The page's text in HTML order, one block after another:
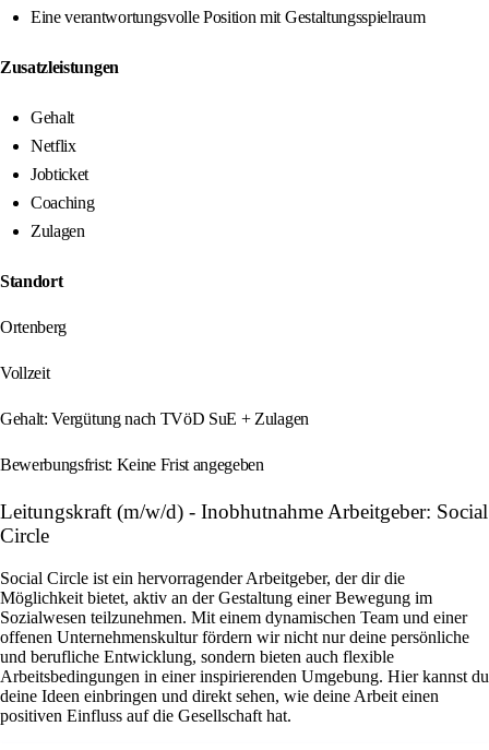
Eine verantwortungsvolle Position mit Gestaltungsspielraum
Zusatzleistungen
Gehalt
Netflix
Jobticket
Coaching
Zulagen
Standort
Ortenberg
Vollzeit
Gehalt: Vergütung nach TVöD SuE + Zulagen
Bewerbungsfrist: Keine Frist angegeben
Leitungskraft (m/w/d) - Inobhutnahme Arbeitgeber: Social
Circle
Social Circle ist ein hervorragender Arbeitgeber, der dir die
Möglichkeit bietet, aktiv an der Gestaltung einer Bewegung im
Sozialwesen teilzunehmen. Mit einem dynamischen Team und einer
offenen Unternehmenskultur fördern wir nicht nur deine persönliche
und berufliche Entwicklung, sondern bieten auch flexible
Arbeitsbedingungen in einer inspirierenden Umgebung. Hier kannst du
deine Ideen einbringen und direkt sehen, wie deine Arbeit einen
positiven Einfluss auf die Gesellschaft hat.